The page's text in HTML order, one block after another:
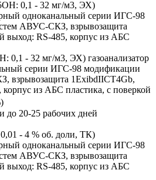
0,1 - 32 мг/м3, ЭХ) газоанализатор
серии ИГС-98 модификации
взрывозащита 1ExibdIICT4Gb,
из АБС пластика, с поверкой
до 20-25 рабочих дней